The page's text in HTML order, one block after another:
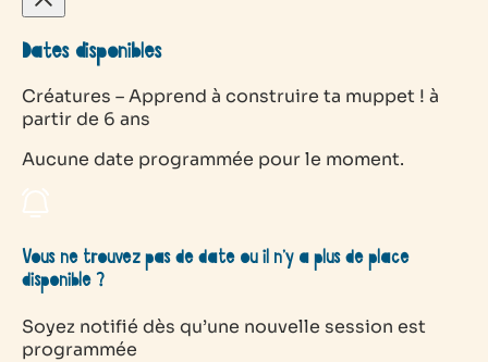
Dates disponibles
Créatures – Apprend à construire ta muppet ! à
partir de 6 ans
Aucune date programmée pour le moment.
Vous ne trouvez pas de date ou il n’y a plus de place
disponible ?
Soyez notifié dès qu’une nouvelle session est
programmée